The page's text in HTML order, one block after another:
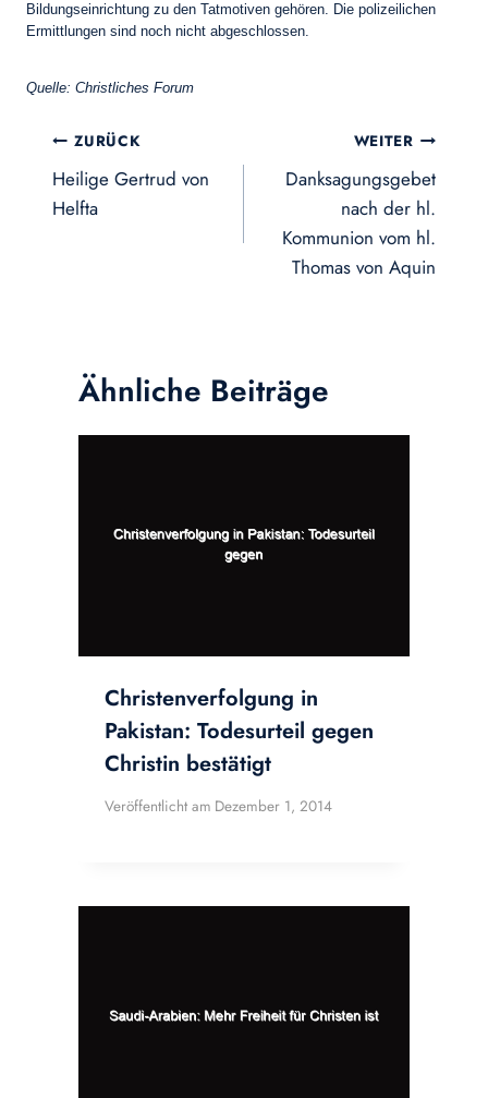
Bildungseinrichtung zu den Tatmotiven gehören. Die polizeilichen
Ermittlungen sind noch nicht abgeschlossen.
Quelle: Christliches Forum
Beitragsnavigation
ZURÜCK
Heilige Gertrud von
Helfta
WEITER
Danksagungsgebet
nach der hl.
Kommunion vom hl.
Thomas von Aquin
Ähnliche Beiträge
Christenverfolgung in
Pakistan: Todesurteil gegen
Christin bestätigt
Veröffentlicht am Dezember 1, 2014